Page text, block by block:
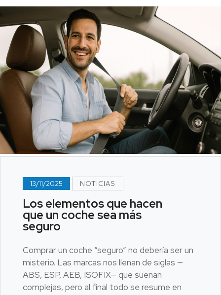
13/11/2025 NOTICIAS
Los elementos que hacen
que un coche sea más
seguro
Comprar un coche “seguro” no debería ser un
misterio. Las marcas nos llenan de siglas —
ABS, ESP, AEB, ISOFIX— que suenan
complejas, pero al final todo se resume en